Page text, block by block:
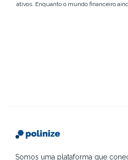
ativos. Enquanto o mundo financeiro
Somos uma plataforma que